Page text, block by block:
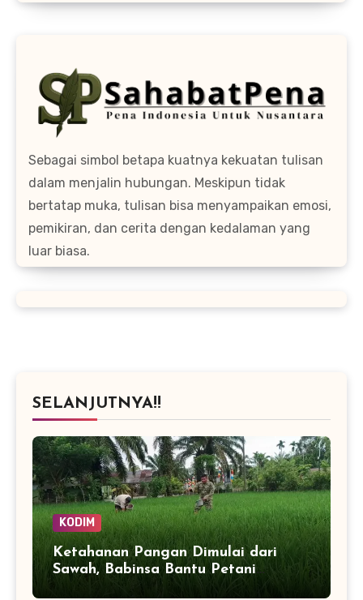
Sebagai simbol betapa kuatnya kekuatan tulisan
dalam menjalin hubungan. Meskipun tidak
bertatap muka, tulisan bisa menyampaikan emosi,
pemikiran, dan cerita dengan kedalaman yang
luar biasa.
SELANJUTNYA!!
KODIM
Ketahanan Pangan Dimulai dari
Sawah, Babinsa Bantu Petani
Kendalikan Hama Tanaman